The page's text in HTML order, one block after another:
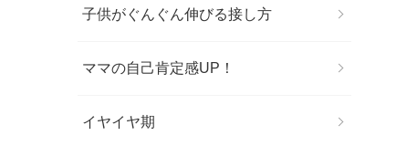
子供がぐんぐん伸びる接し方
ママの自己肯定感UP！
イヤイヤ期